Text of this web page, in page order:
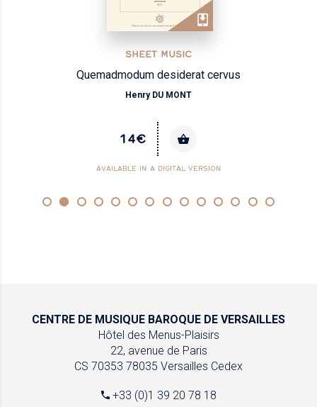
SHEET MUSIC
Quemadmodum desiderat cervus
Henry DU MONT
14€
AVAILABLE IN A DIGITAL VERSION
CENTRE DE MUSIQUE BAROQUE DE VERSAILLES
Hôtel des Menus-Plaisirs
22, avenue de Paris
CS 70353 78035 Versailles Cedex
+33 (0)1 39 20 78 18